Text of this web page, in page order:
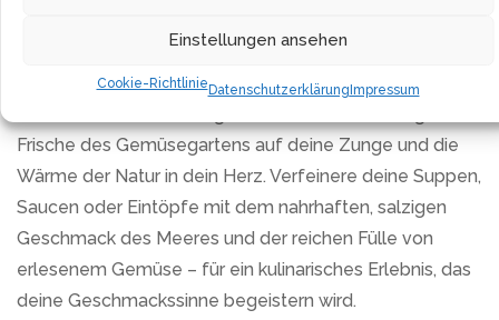
Einstellungen ansehen
Cookie-RichtlinieDatenschutzerklärungImpressum
Gefühl echter, natürlicher Nahrung.
Ankerkraut Gemüsebrühe nimmt dich auf eine Reise der
Frische des Gemüsegartens auf deine Zunge und die
Wärme der Natur in dein Herz. Verfeinere deine Suppen,
Saucen oder Eintöpfe mit dem nahrhaften, salzigen
Geschmack des Meeres und der reichen Fülle von
erlesenem Gemüse – für ein kulinarisches Erlebnis, das
deine Geschmackssinne begeistern wird.